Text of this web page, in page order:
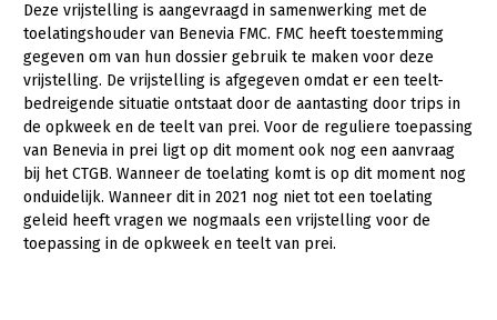
Platteland en omgeving
Mens, ondernemerschap en onderwijs
Internationaal
Sectoren
Dier
Biologische Landbouw
Plant
Deze vrijstelling is aangevraagd in samenwerking met de
toelatingshouder van Benevia FMC. FMC heeft toestemming
gegeven om van hun dossier gebruik te maken voor deze
vrijstelling. De vrijstelling is afgegeven omdat er een teelt-
bedreigende situatie ontstaat door de aantasting door trips in
de opkweek en de teelt van prei. Voor de reguliere toepassing
van Benevia in prei ligt op dit moment ook nog een aanvraag
bij het CTGB. Wanneer de toelating komt is op dit moment nog
onduidelijk. Wanneer dit in 2021 nog niet tot een toelating
geleid heeft vragen we nogmaals een vrijstelling voor de
toepassing in de opkweek en teelt van prei.